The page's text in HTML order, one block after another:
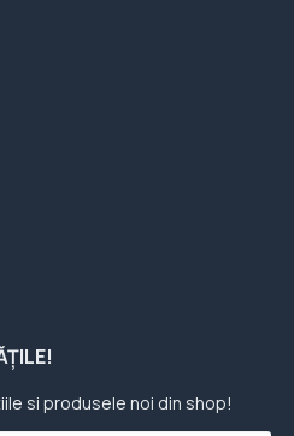
si produsele noi din shop!